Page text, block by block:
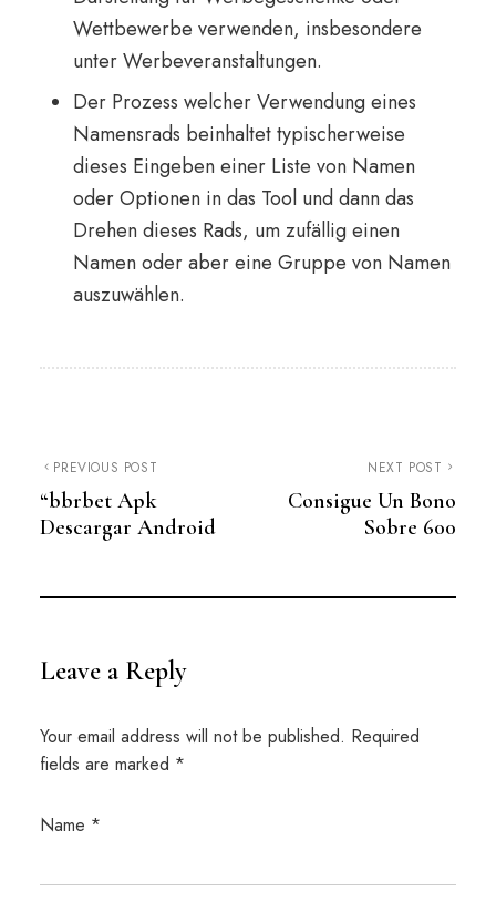
Wettbewerbe verwenden, insbesondere
unter Werbeveranstaltungen.
Der Prozess welcher Verwendung eines
Namensrads beinhaltet typischerweise
dieses Eingeben einer Liste von Namen
oder Optionen in das Tool und dann das
Drehen dieses Rads, um zufällig einen
Namen oder aber eine Gruppe von Namen
auszuwählen.
Post
navigation
PREVIOUS POST
“bbrbet Apk
Descargar Android
NEXT POST
Consigue Un Bono
Sobre 600
Leave a Reply
Your email address will not be published. Required
fields are marked *
Name *